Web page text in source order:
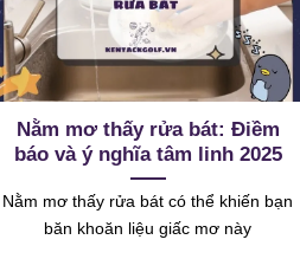
Nằm mơ thấy rửa bát: Điềm
báo và ý nghĩa tâm linh 2025
Nằm mơ thấy rửa bát có thể khiến bạn
băn khoăn liệu giấc mơ này